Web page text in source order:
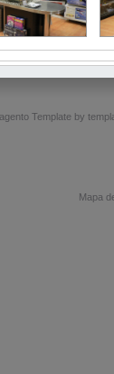
Template by
Mapa